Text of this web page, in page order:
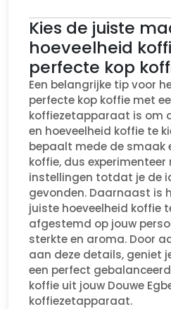
Kies de juiste
hoeveelheid
perfecte kop
Een belangrijke tip voor
perfecte kop koffie met
koffiezetapparaat is om
en hoeveelheid koffie te
bepaalt mede de smaak
koffie, dus
instellingen totdat je de
gevonden. Daarnaast is
juiste hoeveelheid koffie
afgestemd op jouw
sterkte en aroma. Door
aan deze details, geniet
een perfect
koffie uit jouw Douwe
koffiezetapparaat.